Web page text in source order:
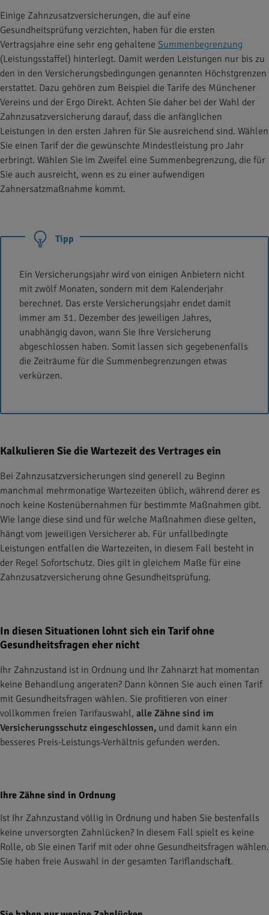
Einige Zahnzusatzversicherungen, die auf eine
Gesundheitsprüfung verzichten, haben für die ersten
Vertragsjahre eine sehr eng gehaltene Summenbegrenzung
(Leistungsstaffel) hinterlegt. Damit werden Leistungen nur bis zu
den in den Versicherungsbedingungen genannten Höchstgrenzen
erstattet. Dazu gehören zum Beispiel die Tarife des Münchener
Vereins und der Ergo Direkt. Achten Sie daher bei der Wahl der
Zahnzusatzversicherung darauf, dass die anfänglichen
Leistungen in den ersten Jahren für Sie ausreichend sind. Wählen
Sie einen Tarif der die gewünschte Mindestleistung pro Jahr
erbringt. Wählen Sie im Zweifel eine Summenbegrenzung, die für
Sie auch ausreicht, wenn es zu einer aufwendigen
Zahnersatzmaßnahme kommt.
Tipp
Ein Versicherungsjahr wird von einigen Anbietern nicht
mit zwölf Monaten, sondern mit dem Kalenderjahr
berechnet. Das erste Versicherungsjahr endet damit
immer am 31. Dezember des jeweiligen Jahres,
unabhängig davon, wann Sie Ihre Versicherung
abgeschlossen haben. Somit lassen sich gegebenenfalls
die Zeiträume für die Summenbegrenzungen etwas
verkürzen.
Kalkulieren Sie die Wartezeit des Vertrages ein
Bei Zahnzusatzversicherungen sind generell zu Beginn
manchmal mehrmonatige Wartezeiten üblich, während derer es
noch keine Kostenübernahmen für bestimmte Maßnahmen gibt.
Wie lange diese sind und für welche Maßnahmen diese gelten,
hängt vom jeweiligen Versicherer ab. Für unfallbedingte
Leistungen entfallen die Wartezeiten, in diesem Fall besteht in
der Regel Sofortschutz. Dies gilt in gleichem Maße für eine
Zahnzusatzversicherung ohne Gesundheitsprüfung.
In diesen Situationen lohnt sich ein Tarif ohne
Gesundheitsfragen eher nicht
Ihr Zahnzustand ist in Ordnung und Ihr Zahnarzt hat momentan
keine Behandlung angeraten? Dann können Sie auch einen Tarif
mit Gesundheitsfragen wählen. Sie profitieren von einer
vollkommen freien Tarifauswahl, alle Zähne sind im
Versicherungsschutz eingeschlossen, und damit kann ein
besseres Preis-Leistungs-Verhältnis gefunden werden.
Ihre Zähne sind in Ordnung
Ist Ihr Zahnzustand völlig in Ordnung und haben Sie bestenfalls
keine unversorgten Zahnlücken? In diesem Fall spielt es keine
Rolle, ob Sie einen Tarif mit oder ohne Gesundheitsfragen wählen.
Sie haben freie Auswahl in der gesamten Tariflandschaft.